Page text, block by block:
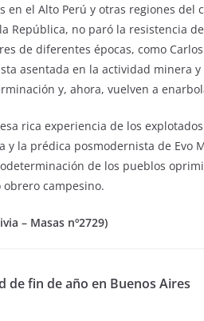
en el Alto Perú y otras regiones
República, no paró la resistencia
de diferentes épocas, como
asentada en la actividad minera
y, ahora, vuelven a
rica experiencia de los
y la prédica posmodernista de Evo
de los pueblos
campesino.
– Masas nº2729)
de fin de año en Buenos Aires